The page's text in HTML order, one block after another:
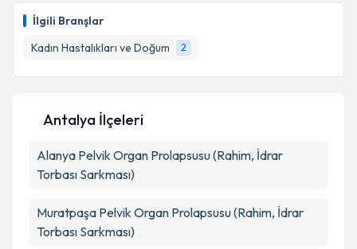
İlgili Branşlar
Kadın Hastalıkları ve Doğum
2
Antalya İlçeleri
Alanya Pelvik Organ Prolapsusu (Rahim, İdrar
Torbası Sarkması)
Muratpaşa Pelvik Organ Prolapsusu (Rahim, İdrar
Torbası Sarkması)